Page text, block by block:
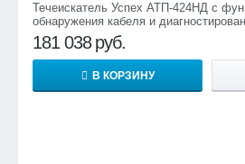
Течеискатель Успех АТП-424НД с
обнаружения кабеля и
181 038 руб.
В КОРЗИНУ